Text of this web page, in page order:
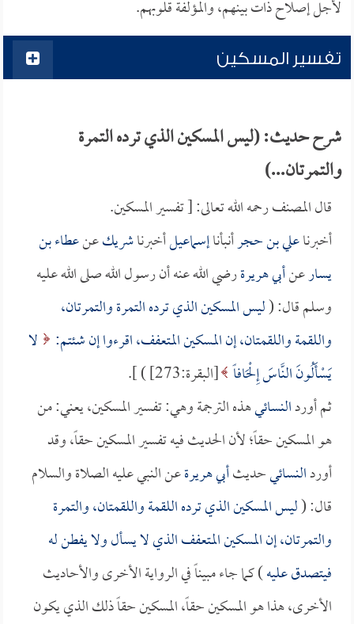
لأجل إصلاح ذات بينهم، والمؤلفة قلوبهم.
تفسير المسكين
شرح حديث: (ليس المسكين الذي ترده التمرة
والتمرتان...)
قال المصنف رحمه الله تعالى: [ تفسير المسكين.
أخبرناعلي بن حجرأنبأناإسماعيلأخبرناشريكعنعطاء بن
يسارعنأبي هريرةرضي الله عنه أن رسول الله صلى الله عليه
وسلم قال: (ليس المسكين الذي ترده التمرة والتمرتان،
واللقمة واللقمتان، إن المسكين المتعفف، اقرءوا إن شئتم:
لا
يَسْأَلُونَ النَّاسَ إِلْحَافاً [البقرة:273] ) ].
ثم أوردالنسائيهذه الترجمة وهي: تفسير المسكين، يعني: من
هو المسكين حقاً؛ لأن الحديث فيه تفسير المسكين حقاً، وقد
أوردالنسائيحديثأبي هريرةعن النبي عليه الصلاة والسلام
قال: (ليس المسكين الذي ترده اللقمة واللقمتان، والتمرة
والتمرتان، إن المسكين المتعفف الذي لا يسأل ولا يفطن له
فيتصدق عليه) كما جاء مبيناً في الرواية الأخرى والأحاديث
الأخرى، هذا هو المسكين حقاً، المسكين حقاً ذلك الذي يكون